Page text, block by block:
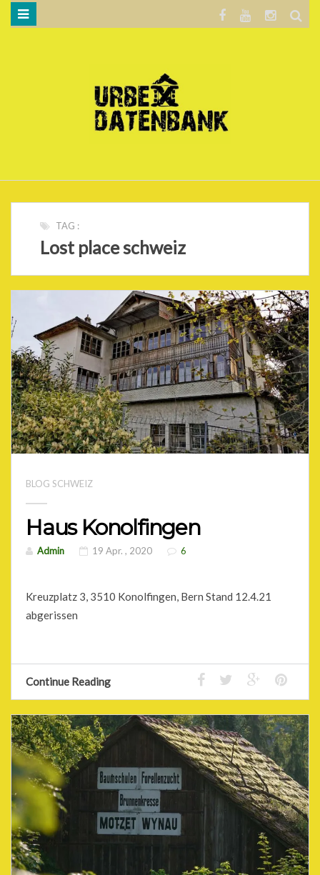
DATENSCHUTZERKLÄRUNG
TAG :
Lost place schweiz
BLOG SCHWEIZ
Haus Konolfingen
Admin 19 Apr. , 2020 6
Kreuzplatz 3, 3510 Konolfingen, Bern Stand 12.4.21
abgerissen
Continue Reading